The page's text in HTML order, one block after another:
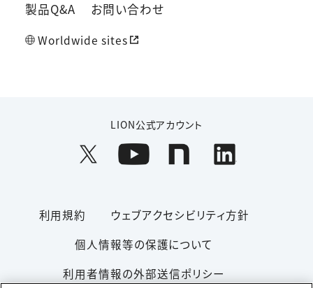
製品Q&A お問い合わせ
Worldwide sites
LION公式アカウント
利用規約
ウェブアクセシビリティ方針
個人情報等の保護について
利用者情報の外部送信ポリシー